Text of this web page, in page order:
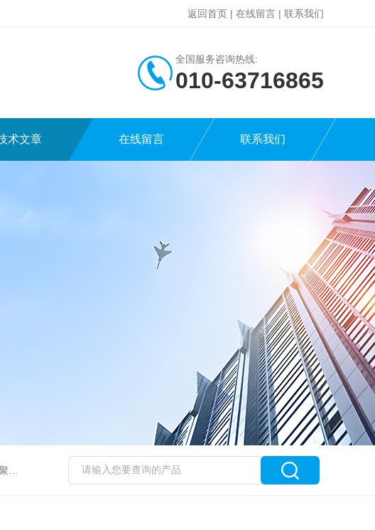
返回首页 | 在线留言 | 联系我们
全国服务咨询热线:
010-63716865
术文章 在线留言 联系我们